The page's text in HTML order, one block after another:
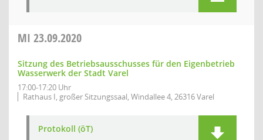
MI 23.09.2020
Sitzung des Betriebsausschusses für den Eigenbetrieb
Wasserwerk der Stadt Varel
17:00-17:20 Uhr
Rathaus I, großer Sitzungssaal, Windallee 4, 26316 Varel
Protokoll (öT)